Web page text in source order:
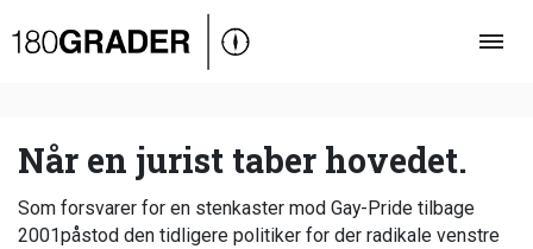
Oversigt
Debat
Video
Når en jurist taber hovedet.
Som forsvarer for en stenkaster mod Gay-Pride tilbage
2001påstod den tidligere politiker for der radikale venstre